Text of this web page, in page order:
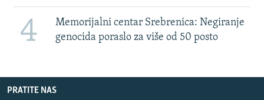
4
Memorijalni centar Srebrenica: Negiranje
genocida poraslo za više od 50 posto
PRATITE NAS